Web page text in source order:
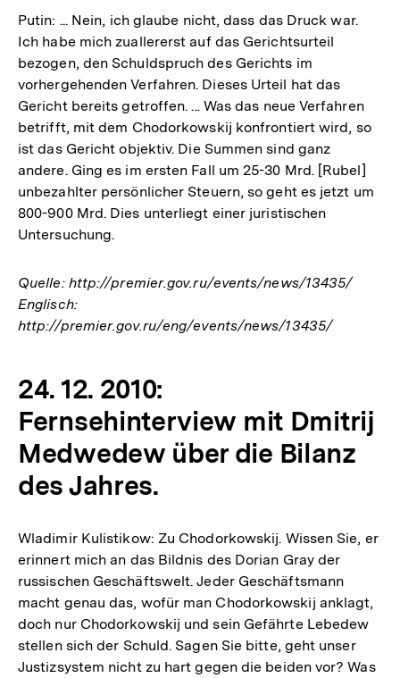
Putin: ... Nein, ich glaube nicht, dass das Druck war.
Ich habe mich zuallererst auf das Gerichtsurteil
bezogen, den Schuldspruch des Gerichts im
vorhergehenden Verfahren. Dieses Urteil hat das
Gericht bereits getroffen. ... Was das neue Verfahren
betrifft, mit dem Chodorkowskij konfrontiert wird, so
ist das Gericht objektiv. Die Summen sind ganz
andere. Ging es im ersten Fall um 25-30 Mrd. [Rubel]
unbezahlter persönlicher Steuern, so geht es jetzt um
800-900 Mrd. Dies unterliegt einer juristischen
Untersuchung.
Quelle: http://premier.gov.ru/events/news/13435/
Englisch:
http://premier.gov.ru/eng/events/news/13435/
24. 12. 2010:
Fernsehinterview mit Dmitrij
Medwedew über die Bilanz
des Jahres.
Wladimir Kulistikow: Zu Chodorkowskij. Wissen Sie, er
erinnert mich an das Bildnis des Dorian Gray der
russischen Geschäftswelt. Jeder Geschäftsmann
macht genau das, wofür man Chodorkowskij anklagt,
doch nur Chodorkowskij und sein Gefährte Lebedew
stellen sich der Schuld. Sagen Sie bitte, geht unser
Justizsystem nicht zu hart gegen die beiden vor? Was